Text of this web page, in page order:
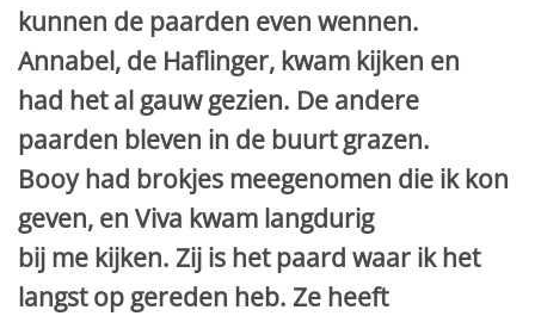
kunnen de paarden even wennen.
Annabel, de Haflinger, kwam kijken en
had het al gauw gezien. De andere
paarden bleven in de buurt grazen.
Booy had brokjes meegenomen die ik kon
geven, en Viva kwam langdurig
bij me kijken. Zij is het paard waar ik het
langst op gereden heb. Ze heeft